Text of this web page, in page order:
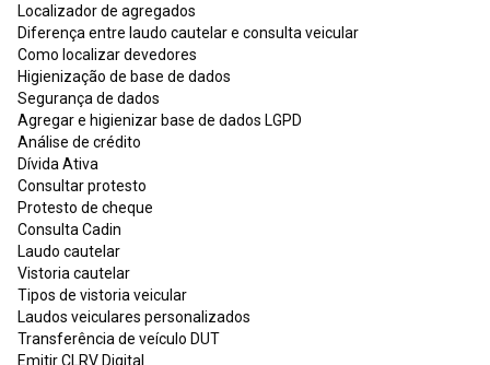
Localizador de agregados
Diferença entre laudo cautelar e consulta veicular
Como localizar devedores
Higienização de base de dados
Segurança de dados
Agregar e higienizar base de dados LGPD
Análise de crédito
Dívida Ativa
Consultar protesto
Protesto de cheque
Consulta Cadin
Laudo cautelar
Vistoria cautelar
Tipos de vistoria veicular
Laudos veiculares personalizados
Transferência de veículo DUT
Emitir CLRV Digital